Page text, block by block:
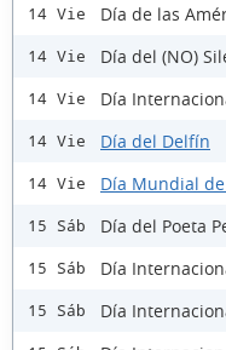
14 Vie Día de las
14 Vie Día del (NO)
14 Vie Día
14 Vie Día del Delfín
14 Vie Día Mundial
15 Sáb Día del Poeta
15 Sáb Día
15 Sáb Día